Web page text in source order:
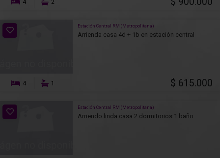
4 2
Estación Central RM (Metropolitana)
Arrienda casa 4d + 1b en estación central
4 1 $ 615.000
Estación Central RM (Metropolitana)
Arriendo linda casa 2 dormitorios 1 baño.